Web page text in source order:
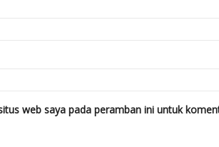
web saya pada peramban ini untuk